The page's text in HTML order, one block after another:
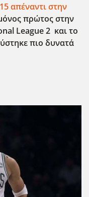
απέναντι στην
πρώτος στην
League 2 και το
πιο δυνατά